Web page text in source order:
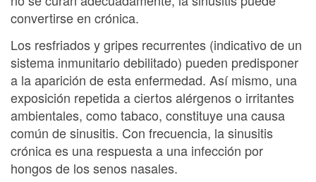
convertirse en crónica.
Los resfriados y gripes recurrentes (indicativo de un
sistema inmunitario debilitado) pueden predisponer
a la aparición de esta enfermedad. Así mismo, una
exposición repetida a ciertos alérgenos o irritantes
ambientales, como tabaco, constituye una causa
común de sinusitis. Con frecuencia, la sinusitis
crónica es una respuesta a una infección por
hongos de los senos nasales.